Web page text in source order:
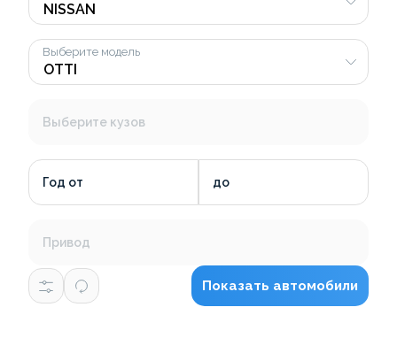
Выберите модель
Выберите кузов
Год от до
Привод
Показать автомобили